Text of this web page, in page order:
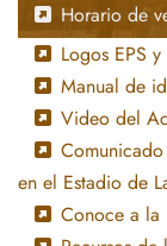
Horario de
Logos EPS
Manual de
Video del
en el Estadio de
Conoce a la